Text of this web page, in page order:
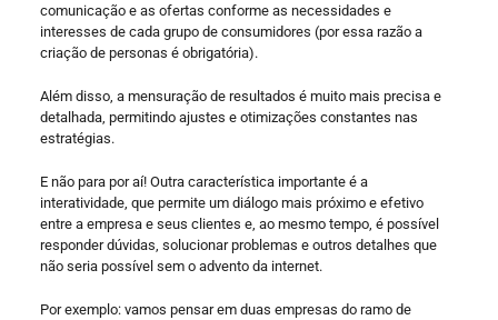
comunicação e as ofertas conforme as necessidades e
interesses de cada grupo de consumidores (por essa razão a
criação de personas é obrigatória).
Além disso, a mensuração de resultados é muito mais precisa e
detalhada, permitindo ajustes e otimizações constantes nas
estratégias.
E não para por aí! Outra característica importante é a
interatividade, que permite um diálogo mais próximo e efetivo
entre a empresa e seus clientes e, ao mesmo tempo, é possível
responder dúvidas, solucionar problemas e outros detalhes que
não seria possível sem o advento da internet.
Por exemplo: vamos pensar em duas empresas do ramo de